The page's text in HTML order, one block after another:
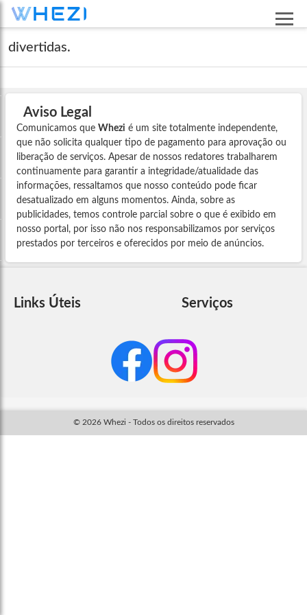
divertidas.
Aviso Legal
Comunicamos que Whezi é um site totalmente independente,
que não solicita qualquer tipo de pagamento para aprovação ou
liberação de serviços. Apesar de nossos redatores trabalharem
continuamente para garantir a integridade/atualidade das
informações, ressaltamos que nosso conteúdo pode ficar
desatualizado em alguns momentos. Ainda, sobre as
publicidades, temos controle parcial sobre o que é exibido em
nosso portal, por isso não nos responsabilizamos por serviços
prestados por terceiros e oferecidos por meio de anúncios.
Links Úteis Serviços
© 2026 Whezi - Todos os direitos reservados